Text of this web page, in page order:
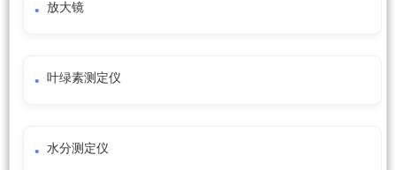
放大镜
叶绿素测定仪
水分测定仪